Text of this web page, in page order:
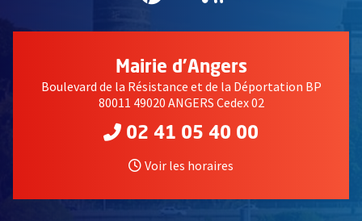
Mairie d'Angers
Boulevard de la Résistance et de la Déportation BP
80011 49020 ANGERS Cedex 02
02 41 05 40 00
Voir les horaires